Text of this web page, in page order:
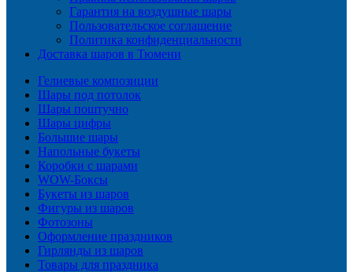
Гарантия на воздушные шары
Пользовательское соглашение
Политика конфиденциальности
Доставка шаров в Тюмени
Гелиевые композиции
Шары под потолок
Шары поштучно
Шары цифры
Большие шары
Напольные букеты
Коробки с шарами
WOW-Боксы
Букеты из шаров
Фигуры из шаров
Фотозоны
Оформление праздников
Гирлянды из шаров
Товары для праздника